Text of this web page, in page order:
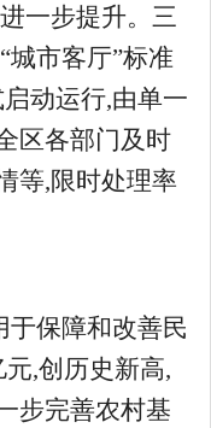
一步提升。三
城市客厅”标准
动运行,由单一
区各部门及时
等,限时处理率
于保障和改善民
,创历史新高,
步完善农村基